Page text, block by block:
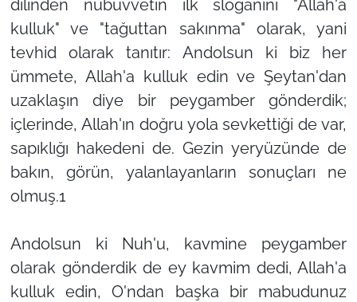
dilinden nübüvvetin ilk sloganını "Allah'a
kulluk" ve "tağuttan sakınma" olarak, yani
tevhid olarak tanıtır: Andolsun ki biz her
ümmete, Allah'a kulluk edin ve Şeytan'dan
uzaklaşın diye bir peygamber gönderdik;
içlerinde, Allah'ın doğru yola sevkettiği de var,
sapıklığı hakedeni de. Gezin yeryüzünde de
bakın, görün, yalanlayanların sonuçları ne
olmuş.1
Andolsun ki Nuh'u, kavmine peygamber
olarak gönderdik de ey kavmim dedi, Allah'a
kulluk edin, O'ndan başka bir mabudunuz